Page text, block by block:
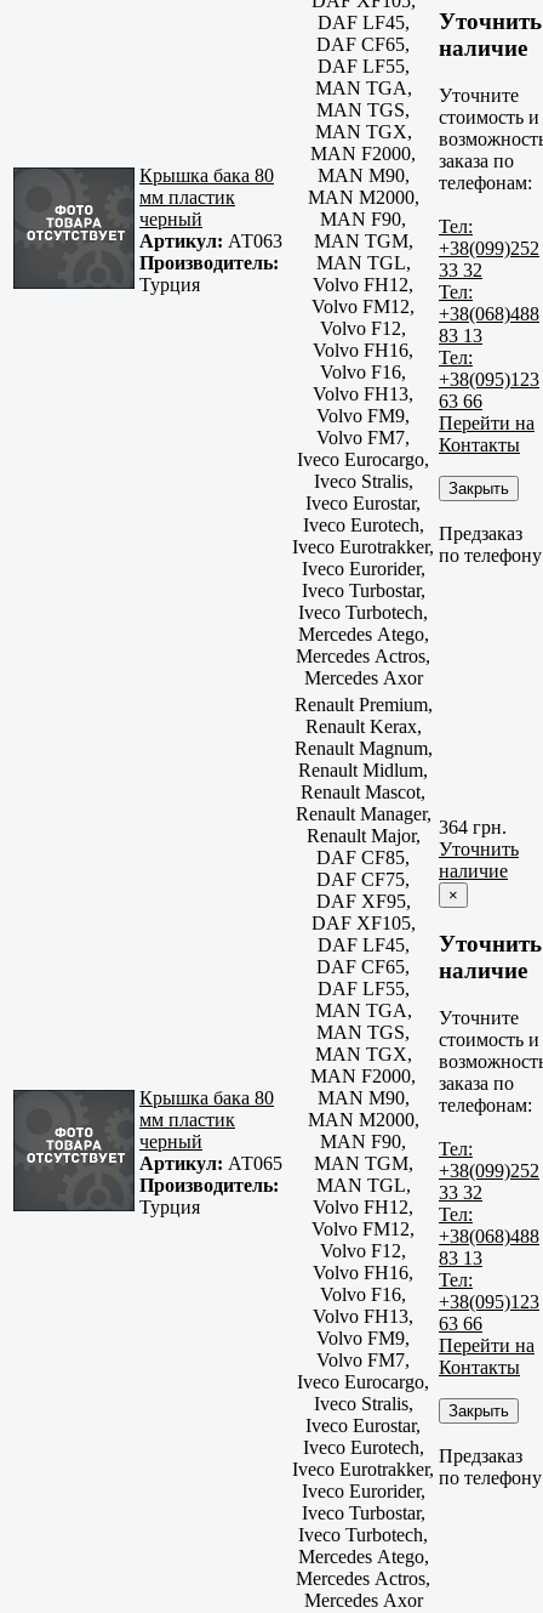
Крышка бака 80
мм пластик
черный
Артикул: АТ063
Производитель:
Турция
DAF LF45,
DAF CF65,
DAF LF55,
MAN TGA,
MAN TGS,
MAN TGX,
MAN F2000,
MAN M90,
MAN M2000,
MAN F90,
MAN TGM,
MAN TGL,
Volvo FH12,
Volvo FM12,
Volvo F12,
Volvo FH16,
Volvo F16,
Volvo FH13,
Volvo FM9,
Volvo FM7,
Iveco Eurocargo,
Iveco Stralis,
Iveco Eurostar,
Iveco Eurotech,
Iveco Eurotrakker,
Iveco Eurorider,
Iveco Turbostar,
Iveco Turbotech,
Mercedes Atego,
Mercedes Actros,
Mercedes Axor
Уточнить
наличие
Уточните
стоимость и
заказа по
телефонам:
Тел:
+38(099)252
33 32
Тел:
+38(068)488
83 13
Тел:
+38(095)123
63 66
Перейти на
Контакты
Закрыть
Предзаказ
по телефону
Крышка бака 80
мм пластик
черный
Артикул: АТ065
Производитель:
Турция
Renault Premium,
Renault Kerax,
Renault Magnum,
Renault Midlum,
Renault Mascot,
Renault Manager,
Renault Major,
DAF CF85,
DAF CF75,
DAF XF95,
DAF XF105,
DAF LF45,
DAF CF65,
DAF LF55,
MAN TGA,
MAN TGS,
MAN TGX,
MAN F2000,
MAN M90,
MAN M2000,
MAN F90,
MAN TGM,
MAN TGL,
Volvo FH12,
Volvo FM12,
Volvo F12,
Volvo FH16,
Volvo F16,
Volvo FH13,
Volvo FM9,
Volvo FM7,
Iveco Eurocargo,
Iveco Stralis,
Iveco Eurostar,
Iveco Eurotech,
Iveco Eurotrakker,
Iveco Eurorider,
Iveco Turbostar,
Iveco Turbotech,
Mercedes Atego,
Mercedes Actros,
Mercedes Axor
364 грн.
Уточнить
наличие
×
Уточнить
наличие
Уточните
стоимость и
заказа по
телефонам:
Тел:
+38(099)252
33 32
Тел:
+38(068)488
83 13
Тел:
+38(095)123
63 66
Перейти на
Контакты
Закрыть
Предзаказ
по телефону